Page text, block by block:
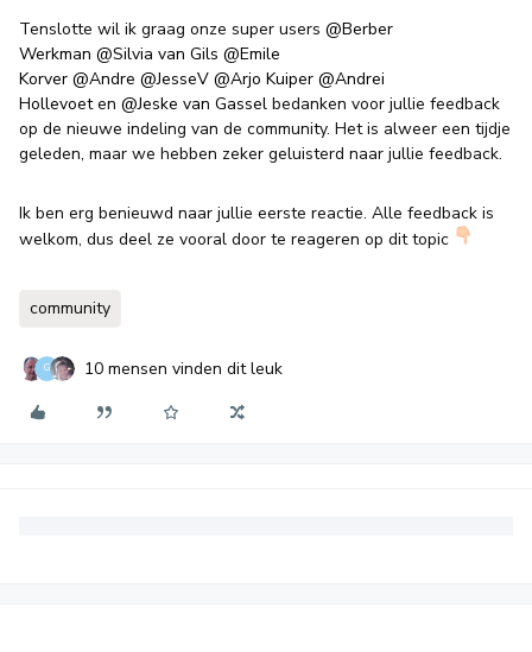
Tenslotte wil ik graag onze super users @Berber
Werkman @Silvia van Gils @Emile
Korver @Andre @JesseV @Arjo Kuiper @Andrei
Hollevoeten @Jeske van Gassel bedanken voor jullie feedback
op de nieuwe indeling van de community. Het is alweer een tijdje
geleden, maar we hebben zeker geluisterd naar jullie feedback.
Ik ben erg benieuwd naar jullie eerste reactie. Alle feedback is
welkom, dus deel ze vooral door te reageren op dit topic
community
G 10 mensen vinden dit leuk